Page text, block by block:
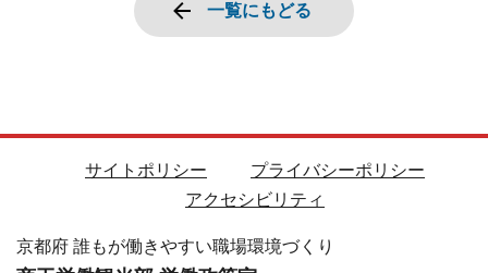
一覧にもどる
サイトポリシー
プライバシーポリシー
アクセシビリティ
京都府 誰もが働きやすい職場環境づくり